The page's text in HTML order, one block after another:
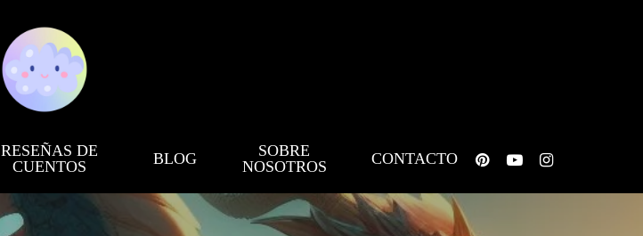
RESEÑAS DE
CUENTOS
BLOG
SOBRE
NOSOTROS
CONTACTO pinterestyoutubeinstagram